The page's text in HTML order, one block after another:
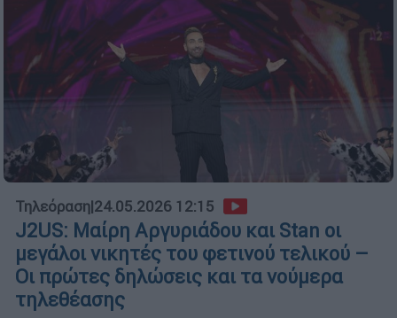
Τηλεόραση|24.05.2026 12:15
J2US: Μαίρη Αργυριάδου και Stan οι
μεγάλοι νικητές του φετινού τελικού –
Οι πρώτες δηλώσεις και τα νούμερα
τηλεθέασης